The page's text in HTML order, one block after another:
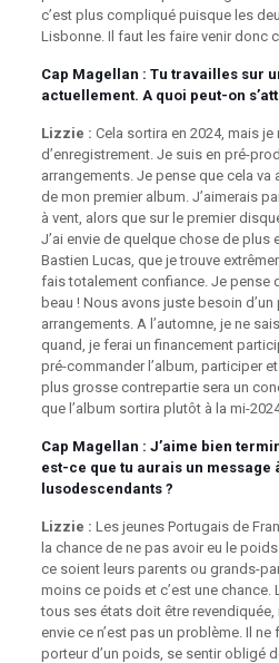
c’est plus compliqué puisque les
Lisbonne. Il faut les faire venir donc
Cap Magellan : Tu travailles sur
actuellement. A quoi peut-on
Lizzie : Cela sortira en 2024, mais je
d’enregistrement. Je suis en pré-
arrangements. Je pense que cela
de mon premier album. J’aimerais
à vent, alors que sur le premier
J’ai envie de quelque chose de plus
Bastien Lucas, que je trouve
fais totalement confiance. Je pense
beau ! Nous avons juste besoin
arrangements. A l’automne, je ne
quand, je ferai un financement
pré-commander l’album, participer
plus grosse contrepartie sera un
que l’album sortira plutôt à la mi-
Cap Magellan : J’aime bien
est-ce que tu aurais un message
lusodescendants ?
Lizzie : Les jeunes Portugais de
la chance de ne pas avoir eu le
ce soient leurs parents ou grands-
moins ce poids et c’est une
tous ses états doit être revendiquée,
envie ce n’est pas un problème. Il
porteur d’un poids, se sentir obligé